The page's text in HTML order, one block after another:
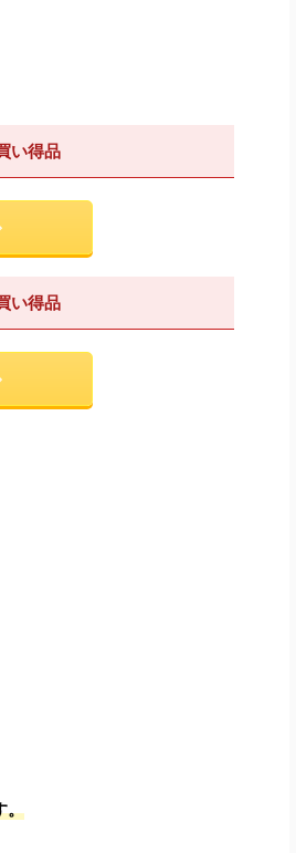
い得品
い得品
。